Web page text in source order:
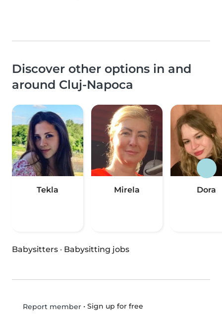
Discover other options in and
around Cluj-Napoca
Tekla Mirela Dora
Babysitters · Babysitting jobs
Report member• Sign up for free